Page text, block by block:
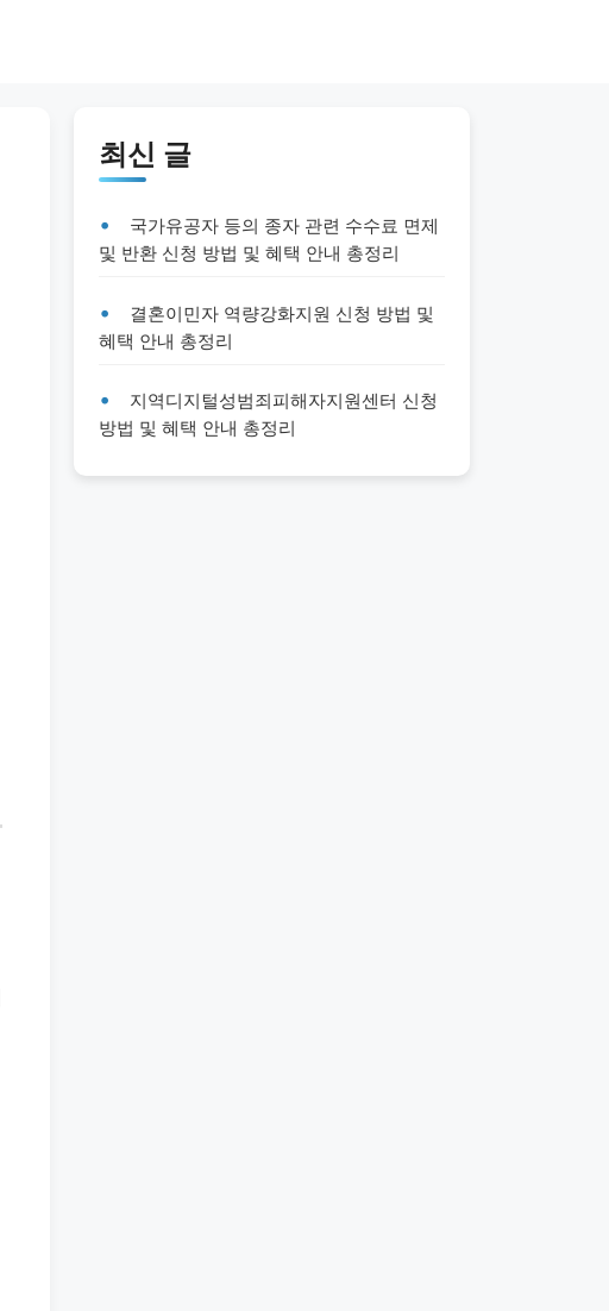
최신 글
국가유공자 등의 종자 관련 수수료 면제
및 반환 신청 방법 및 혜택 안내 총정리
결혼이민자 역량강화지원 신청 방법 및
혜택 안내 총정리
지역디지털성범죄피해자지원센터 신청
방법 및 혜택 안내 총정리